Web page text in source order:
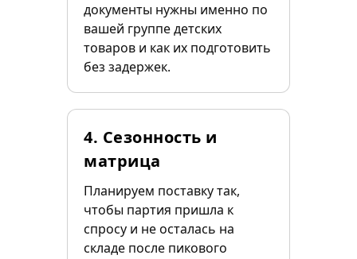
документы нужны именно по
вашей группе детских
товаров и как их подготовить
без задержек.
4. Сезонность и
матрица
Планируем поставку так,
чтобы партия пришла к
спросу и не осталась на
складе после пикового